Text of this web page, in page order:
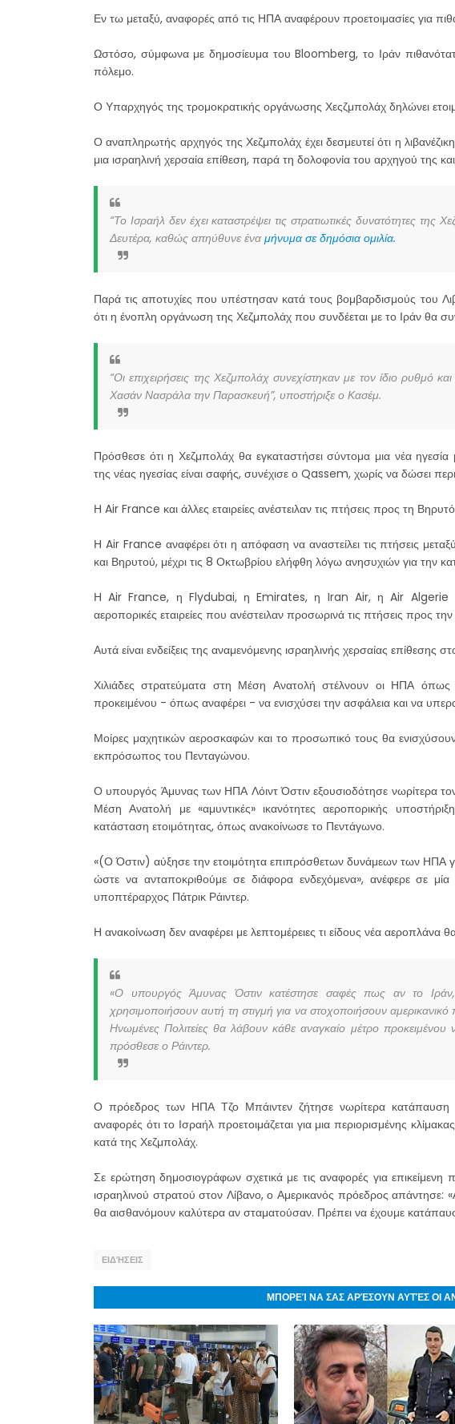
Εν τω μεταξύ, αναφορές από τις ΗΠΑ αναφέρουν προετοιμασίες για
Ωστόσο, σύμφωνα με δημοσίευμα του Bloomberg, το Ιράν
πόλεμο.
Ο Υπαρχηγός της τρομοκρατικής οργάνωσης Χεςζμπολάχ δηλώνει
Ο αναπληρωτής αρχηγός της Χεζμπολάχ έχει δεσμευτεί ότι η
μια ισραηλινή χερσαία επίθεση, παρά τη δολοφονία του αρχηγού της
“Το Ισραήλ δεν έχει καταστρέψει τις στρατιωτικές δυνατότητες
Δευτέρα, καθώς απηύθυνε ένα μήνυμα σε δημόσια ομιλία.
Παρά τις αποτυχίες που υπέστησαν κατά τους βομβαρδισμούς του
ότι η ένοπλη οργάνωση της Χεζμπολάχ που συνδέεται με το Ιράν θα
“Οι επιχειρήσεις της Χεζμπολάχ συνεχίστηκαν με τον ίδιο ρυθμό
Χασάν Νασράλα την Παρασκευή”, υποστήριξε ο Κασέμ.
Πρόσθεσε ότι η Χεζμπολάχ θα εγκαταστήσει σύντομα μια νέα
της νέας ηγεσίας είναι σαφής, συνέχισε ο Qassem, χωρίς να δώσει
Η Air France και άλλες εταιρείες ανέστειλαν τις πτήσεις προς τη
Η Air France αναφέρει ότι η απόφαση να αναστείλει τις πτήσεις
και Βηρυτού, μέχρι τις 8 Οκτωβρίου ελήφθη λόγω ανησυχιών για την
Η Air France, η Flydubai, η Emirates, η Iran Air, η Air Algerie
αεροπορικές εταιρείες που ανέστειλαν προσωρινά τις πτήσεις προς
Αυτά είναι ενδείξεις της αναμενόμενης ισραηλινής χερσαίας επίθεσης
Χιλιάδες στρατεύματα στη Μέση Ανατολή στέλνουν οι ΗΠΑ όπως
προκειμένου - όπως αναφέρει - να ενισχύσει την ασφάλεια και να
Μοίρες μαχητικών αεροσκαφών και το προσωπικό τους θα
εκπρόσωπος του Πενταγώνου.
Ο υπουργός Άμυνας των ΗΠΑ Λόιντ Όστιν εξουσιοδότησε νωρίτερα
Μέση Ανατολή με «αμυντικές» ικανότητες αεροπορικής
κατάσταση ετοιμότητας, όπως ανακοίνωσε το Πεντάγωνο.
«(Ο Όστιν) αύξησε την ετοιμότητα επιπρόσθετων δυνάμεων των ΗΠΑ
ώστε να ανταποκριθούμε σε διάφορα ενδεχόμενα», ανέφερε σε
υποπτέραρχος Πάτρικ Ράιντερ.
Η ανακοίνωση δεν αναφέρει με λεπτομέρειες τι είδους νέα
«Ο υπουργός Άμυνας Όστιν κατέστησε σαφές πως αν το Ιράν,
χρησιμοποιήσουν αυτή τη στιγμή για να στοχοποιήσουν
Ηνωμένες Πολιτείες θα λάβουν κάθε αναγκαίο μέτρο
πρόσθεσε ο Ράιντερ.
Ο πρόεδρος των ΗΠΑ Τζο Μπάιντεν ζήτησε νωρίτερα κατάπαυση
αναφορές ότι το Ισραήλ προετοιμάζεται για μια περιορισμένης
κατά της Χεζμπολάχ.
Σε ερώτηση δημοσιογράφων σχετικά με τις αναφορές για επικείμενη
ισραηλινού στρατού στον Λίβανο, ο Αμερικανός πρόεδρος απάντησε:
θα αισθανόμουν καλύτερα αν σταματούσαν. Πρέπει να έχουμε
ΕΙΔΉΣΕΙΣ
ΜΠΟΡΕΊ ΝΑ ΣΑΣ ΑΡΈΣΟΥΝ ΑΥΤΈΣ ΟΙ